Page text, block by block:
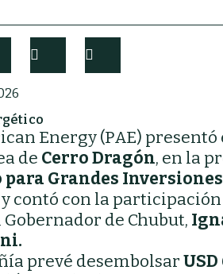
Energy (PAE)
de Cerro Dragón, en la
Grandes Inversiones
contó con la
Gobernador de Chubut,
prevé desembolsar